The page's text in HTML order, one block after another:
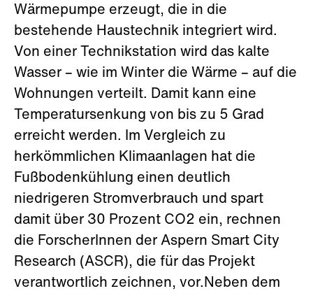
Wärmepumpe erzeugt, die in die
bestehende Haustechnik integriert wird.
Von einer Technikstation wird das kalte
Wasser – wie im Winter die Wärme – auf die
Wohnungen verteilt. Damit kann eine
Temperatursenkung von bis zu 5 Grad
erreicht werden. Im Vergleich zu
herkömmlichen Klimaanlagen hat die
Fußbodenkühlung einen deutlich
niedrigeren Stromverbrauch und spart
damit über 30 Prozent CO2 ein, rechnen
die ForscherInnen der Aspern Smart City
Research (ASCR), die für das Projekt
verantwortlich zeichnen, vor.Neben dem